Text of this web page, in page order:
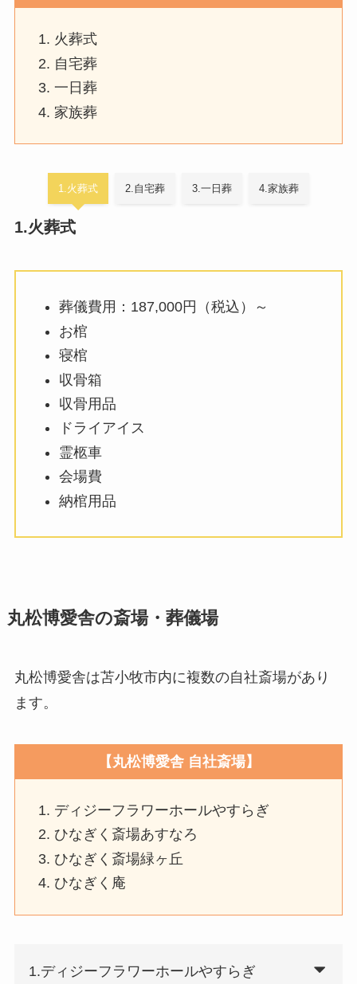
火葬式
自宅葬
一日葬
家族葬
1.火葬式 2.自宅葬 3.一日葬 4.家族葬
1.火葬式
葬儀費用：187,000円（税込）～
お棺
寝棺
収骨箱
収骨用品
ドライアイス
霊柩車
会場費
納棺用品
丸松博愛舎の斎場・葬儀場
丸松博愛舎は苫小牧市内に複数の自社斎場があり
ます。
【丸松博愛舎 自社斎場】
ディジーフラワーホールやすらぎ
ひなぎく斎場あすなろ
ひなぎく斎場緑ヶ丘
ひなぎく庵
1.ディジーフラワーホールやすらぎ